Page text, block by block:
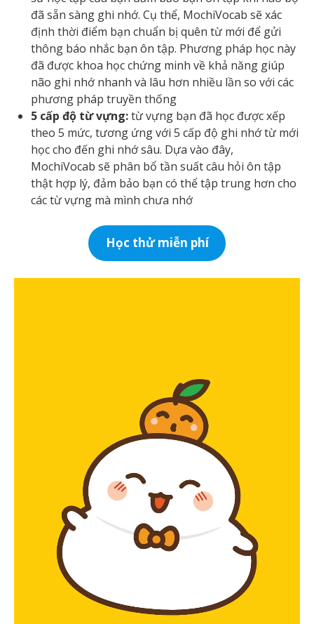
đã sẵn sàng ghi nhớ. Cụ thể, MochiVocab sẽ xác
định thời điểm bạn chuẩn bị quên từ mới để gửi
thông báo nhắc bạn ôn tập. Phương pháp học này
đã được khoa học chứng minh về khả năng giúp
não ghi nhớ nhanh và lâu hơn nhiều lần so với các
phương pháp truyền thống
5 cấp độ từ vựng:từ vựng bạn đã học được xếp
theo 5 mức, tương ứng với 5 cấp độ ghi nhớ từ mới
học cho đến ghi nhớ sâu. Dựa vào đây,
MochiVocab sẽ phân bổ tần suất câu hỏi ôn tập
thật hợp lý, đảm bảo bạn có thể tập trung hơn cho
các từ vựng mà mình chưa nhớ
Học thử miễn phí